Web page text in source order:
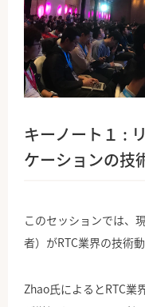
キーノート１ :
ケーションの技
このセッションでは、
者）がRTC業界の技術
Zhao氏によるとRTC業